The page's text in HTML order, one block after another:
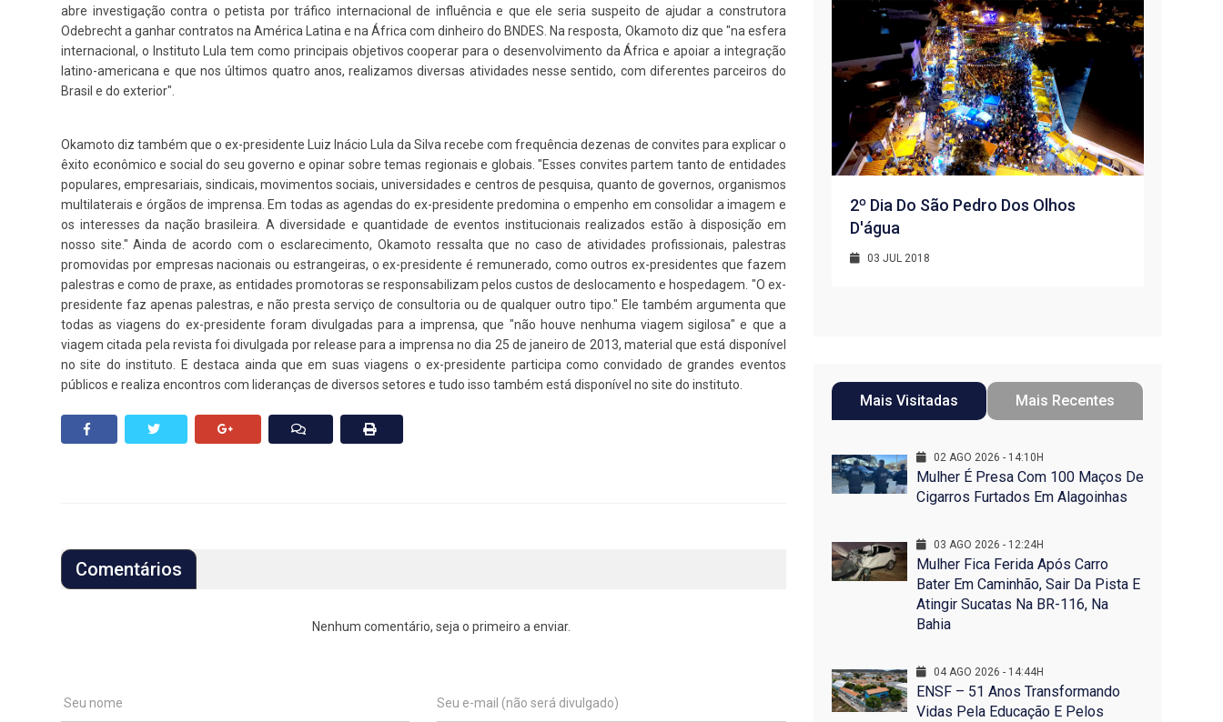
abre investigação contra o petista por tráfico internacional de influência e que ele seria suspeito de ajudar a construtora
Odebrecht a ganhar contratos na América Latina e na África com dinheiro do BNDES. Na resposta, Okamoto diz que "na esfera
internacional, o Instituto Lula tem como principais objetivos cooperar para o desenvolvimento da África e apoiar a integração
latino-americana e que nos últimos quatro anos, realizamos diversas atividades nesse sentido, com diferentes parceiros do
Brasil e do exterior".
Okamoto diz também que o ex-presidente Luiz Inácio Lula da Silva recebe com frequência dezenas de convites para explicar o
êxito econômico e social do seu governo e opinar sobre temas regionais e globais. "Esses convites partem tanto de entidades
populares, empresariais, sindicais, movimentos sociais, universidades e centros de pesquisa, quanto de governos, organismos
multilaterais e órgãos de imprensa. Em todas as agendas do ex-presidente predomina o empenho em consolidar a imagem e
os interesses da nação brasileira. A diversidade e quantidade de eventos institucionais realizados estão à disposição em
nosso site." Ainda de acordo com o esclarecimento, Okamoto ressalta que no caso de atividades profissionais, palestras
promovidas por empresas nacionais ou estrangeiras, o ex-presidente é remunerado, como outros ex-presidentes que fazem
palestras e como de praxe, as entidades promotoras se responsabilizam pelos custos de deslocamento e hospedagem. "O ex-
presidente faz apenas palestras, e não presta serviço de consultoria ou de qualquer outro tipo." Ele também argumenta que
todas as viagens do ex-presidente foram divulgadas para a imprensa, que "não houve nenhuma viagem sigilosa" e que a
viagem citada pela revista foi divulgada por release para a imprensa no dia 25 de janeiro de 2013, material que está disponível
no site do instituto. E destaca ainda que em suas viagens o ex-presidente participa como convidado de grandes eventos
públicos e realiza encontros com lideranças de diversos setores e tudo isso também está disponível no site do instituto.
Comentários
Nenhum comentário, seja o primeiro a enviar.
1º Dia - São Pedro Do Bairro Olhos
D’água
01 JUL 2018
Inauguração Da Franquia HINODE
CENTER Em Brumado
09 JAN 2018
2º Dia Do São Pedro Dos Olhos
D'água
03 JUL 2018
Mais Visitadas Mais Recentes
02 AGO 2026 - 14:10H
Mulher É Presa Com 100 Maços De
Cigarros Furtados Em Alagoinhas
03 AGO 2026 - 12:24H
Mulher Fica Ferida Após Carro
Bater Em Caminhão, Sair Da Pista E
Atingir Sucatas Na BR-116, Na
Bahia
04 AGO 2026 - 14:44H
ENSF – 51 Anos Transformando
Vidas Pela Educação E Pelos